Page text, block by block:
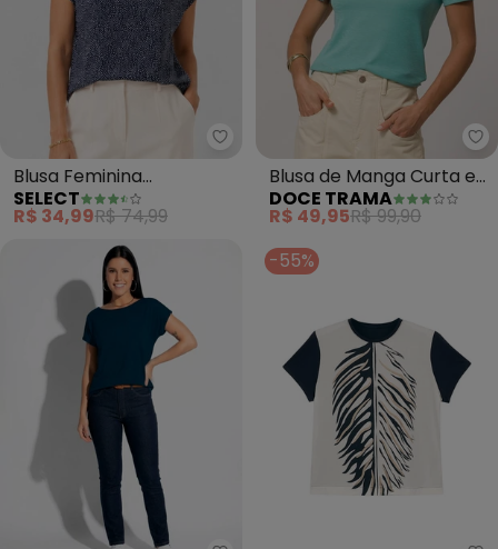
Select - Blusa Feminina
Blusa Feminina
Estampada (Azul)
SELECT
R$ 34,99R$ 74,99
Blusa de Manga Curta em
Tricot Flamê (Azul)
DOCE TRAMA
R$ 49,95R$ 99,90
-55%